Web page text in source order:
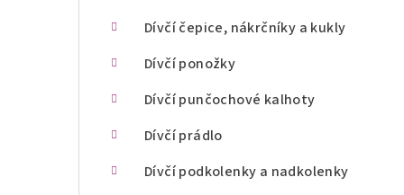
Dívčí čepice, nákrčníky a kukly
Dívčí ponožky
Dívčí punčochové kalhoty
Dívčí prádlo
Dívčí podkolenky a nadkolenky